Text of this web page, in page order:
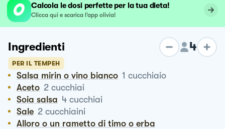
Calcola le dosi perfette per la tua dieta!
Clicca qui e scarica l’app olivia!
Ingredienti 4
PER IL TEMPEH
Salsa mirin o vino bianco 1 cucchiaio
Aceto 2 cucchiai
Soia salsa 4 cucchiai
Sale 2 cucchiaini
Alloro o un rametto di timo o erba